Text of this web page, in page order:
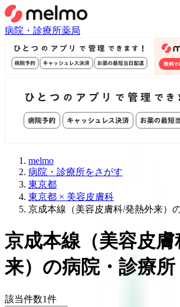
病院・診療所薬局
melmo
病院・診療所をさがす
東京都
東京都 × 美容皮膚科
京成本線（美容皮膚科/発熱外来）
京成本線（美容皮
来） の病院・診療所
該当件数1件